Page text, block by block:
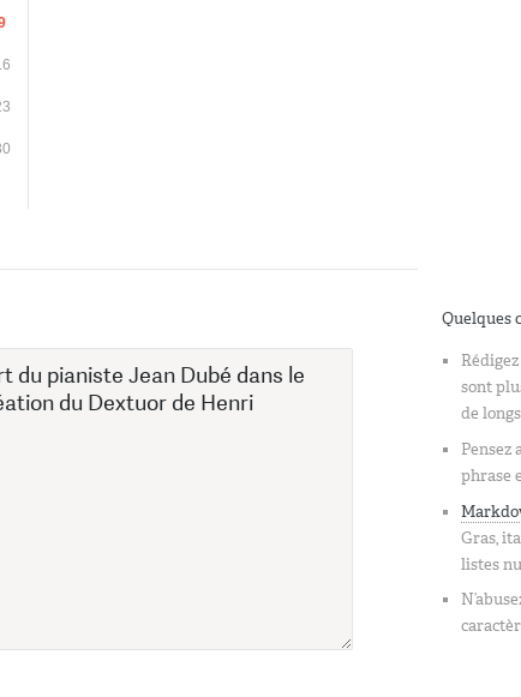
Quelques
sont
de
Pensez
phrase
Gras,
listes